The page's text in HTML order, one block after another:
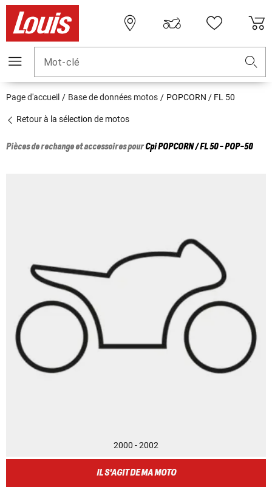
Mot-clé
Page d'accueil Base de données motos POPCORN / FL 50
Retour à la sélection de motos
Pièces de rechange et accessoires pourCpiPOPCORN / FL 50 - POP-50
2000 - 2002
IL S'AGIT DE MA MOTO